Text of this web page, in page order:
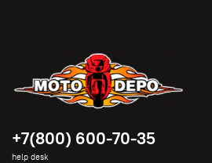
+7(800) 600-70-35
help desk